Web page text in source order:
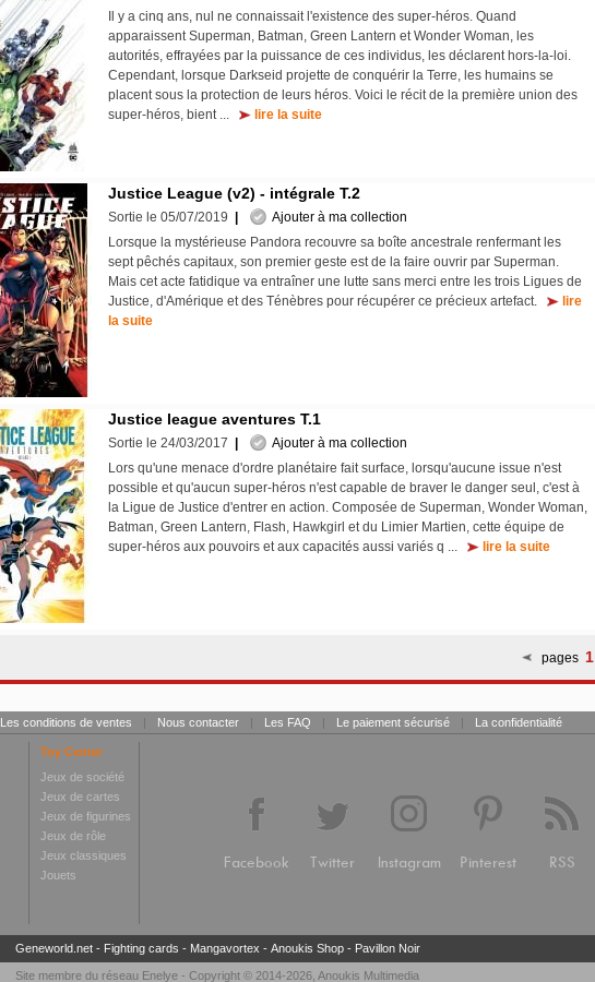
Il y a cinq ans, nul ne connaissait l'existence des super-héros. Quand
apparaissent Superman, Batman, Green Lantern et Wonder Woman, les
autorités, effrayées par la puissance de ces individus, les déclarent hors-la-loi.
Cependant, lorsque Darkseid projette de conquérir la Terre, les humains se
placent sous la protection de leurs héros. Voici le récit de la première union des
super-héros, bient ...
lire la suite
Justice League (v2) - intégrale T.2
Sortie le 05/07/2019
Ajouter à ma collection
Lorsque la mystérieuse Pandora recouvre sa boîte ancestrale renfermant les
sept pêchés capitaux, son premier geste est de la faire ouvrir par Superman.
Mais cet acte fatidique va entraîner une lutte sans merci entre les trois Ligues de
Justice, d'Amérique et des Ténèbres pour récupérer ce précieux artefact.
lire
la suite
Justice league aventures T.1
Sortie le 24/03/2017
Ajouter à ma collection
Lors qu'une menace d'ordre planétaire fait surface, lorsqu'aucune issue n'est
possible et qu'aucun super-héros n'est capable de braver le danger seul, c'est à
la Ligue de Justice d'entrer en action. Composée de Superman, Wonder Woman,
Batman, Green Lantern, Flash, Hawkgirl et du Limier Martien, cette équipe de
super-héros aux pouvoirs et aux capacités aussi variés q ...
lire la suite
pages 1
Les conditions de ventes | Nous contacter | Les FAQ | Le paiement sécurisé | La confidentialité
Toy Center
Jeux de société
Jeux de cartes
Jeux de figurines
Jeux de rôle
Jeux classiques
Jouets
Facebook Twitter Instagram Pinterest RSS
Geneworld.net- Fighting cards - Mangavortex - Anoukis Shop- Pavillon Noir
Site membre du réseau Enelye - Copyright © 2014-2026, Anoukis Multimedia